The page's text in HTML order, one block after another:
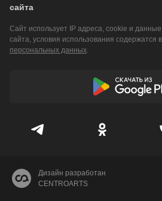
сайта
Сайт использует IP адреса, cookie и
сайта, условия использования содержатся в
персональных данных.
Дизайн разработан
CENTROARTS